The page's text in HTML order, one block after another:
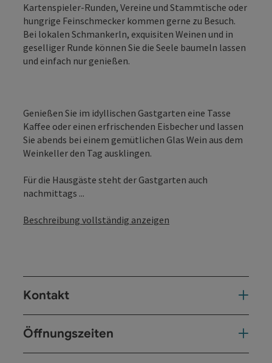
Kartenspieler-Runden, Vereine und Stammtische oder
hungrige Feinschmecker kommen gerne zu Besuch.
Bei lokalen Schmankerln, exquisiten Weinen und in
geselliger Runde können Sie die Seele baumeln lassen
und einfach nur genießen.
Genießen Sie im idyllischen Gastgarten eine Tasse
Kaffee oder einen erfrischenden Eisbecher und lassen
Sie abends bei einem gemütlichen Glas Wein aus dem
Weinkeller den Tag ausklingen.
Für die Hausgäste steht der Gastgarten auch
nachmittags ...
Beschreibung vollständig anzeigen
Kontakt
Öffnungszeiten